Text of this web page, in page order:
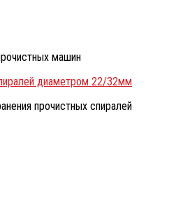
машин
диаметром 22/32мм
прочистных спиралей